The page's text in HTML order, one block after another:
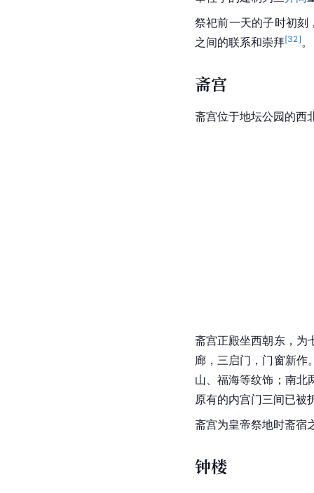
祭祀前一天的子时初刻
之间的联系和崇拜[32] 。
斋宫
斋宫位于地坛公园的西
斋宫正殿坐西朝东，为
廊，三启门，门窗新作
山、福海等纹饰；南北
原有的内宫门三间已被
斋宫为皇帝祭地时斋宿
钟楼